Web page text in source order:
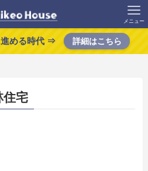
メニュー
進める時代 ⇒ 詳細はこちら
住宅